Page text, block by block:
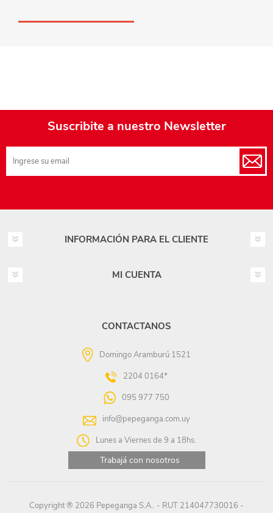
Suscribite a nuestro Newsletter
INFORMACIÓN PARA EL CLIENTE
MI CUENTA
CONTACTANOS
Domingo Aramburú 1521
2204 0164*
095 977 750
info@pepeganga.com.uy
Lunes a Viernes de 9 a 18hs.
Trabajá con nosotros
Copyright ® 2026 Pepeganga S.A.. - RUT 214047730016 -